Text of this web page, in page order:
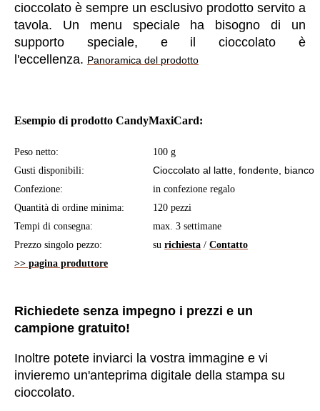
cioccolato è sempre un esclusivo prodotto servito a
tavola. Un menu speciale ha bisogno di un
supporto speciale, e il cioccolato è
l'eccellenza. Panoramica del prodotto
Esempio di prodotto CandyMaxiCard:
Peso netto:
100 g
Gusti disponibili:
Cioccolato al latte, fondente, bianco
Confezione:
in confezione regalo
Quantità di ordine minima:
120 pezzi
Tempi di consegna:
max. 3 settimane
Prezzo singolo pezzo:
su richiesta / Contatto
>> pagina produttore
Richiedete senza impegno i prezzi e un
campione gratuito!
Inoltre potete inviarci la vostra immagine e vi
invieremo un'anteprima digitale della stampa su
cioccolato.